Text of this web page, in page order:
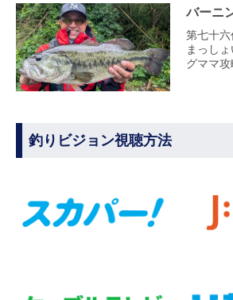
バーニ
第七十六
まっし
グママ攻
釣りビジョン視聴方法